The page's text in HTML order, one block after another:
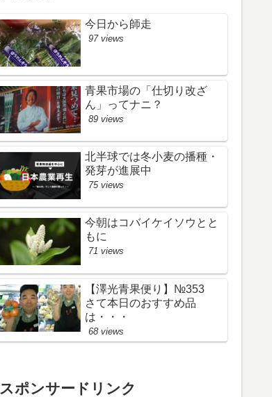
今日から師走
97 views
青果市場の「仕切り改ざ
ん」ってナニ？
89 views
北半球では冬小麦の播種・
発芽が進展中
75 views
今朝はコバイケイソウとと
もに
71 views
【澤光青果便り】№353
さて本日のおすすめ品
は・・・
68 views
スポンサードリンク